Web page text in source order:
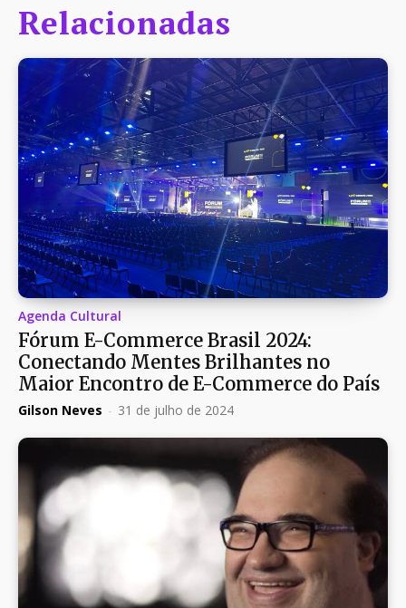
Relacionadas
Agenda Cultural
Fórum E-Commerce Brasil 2024:
Conectando Mentes Brilhantes no
Maior Encontro de E-Commerce do País
Gilson Neves - 31 de julho de 2024